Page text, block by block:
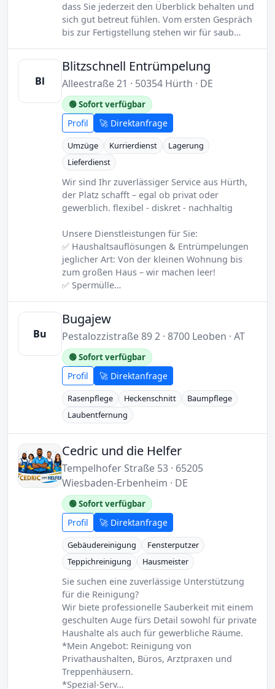
dass Sie jederzeit den Überblick behalten und
sich gut betreut fühlen. Vom ersten Gespräch
bis zur Fertigstellung stehen wir für saub…
Bl
Blitzschnell Entrümpelung
Alleestraße 21 · 50354 Hürth · DE
🟢 Sofort verfügbar
Profil 🚀 Direktanfrage
Umzüge Kurrierdienst
Lagerung
Lieferdienst
Wir sind Ihr zuverlässiger Service aus Hürth,
der Platz schafft – egal ob privat oder
gewerblich. flexibel - diskret - nachhaltig
Unsere Dienstleistungen für Sie:
✅ Haushaltsauflösungen & Entrümpelungen
jeglicher Art: Von der kleinen Wohnung bis
zum großen Haus – wir machen leer!
✅ Spermülle…
Bu
Bugajew
Pestalozzistraße 89 2 · 8700 Leoben · AT
🟢 Sofort verfügbar
Profil 🚀 Direktanfrage
Rasenpflege Heckenschnitt
Baumpflege
Laubentfernung
Cedric und die Helfer
Tempelhofer Straße 53 · 65205
Wiesbaden-Erbenheim · DE
🟢 Sofort verfügbar
Profil 🚀 Direktanfrage
Gebäudereinigung
Fensterputzer
Teppichreinigung
Hausmeister
Sie suchen eine zuverlässige Unterstützung
für die Reinigung?
Wir biete professionelle Sauberkeit mit einem
geschulten Auge fürs Detail sowohl für private
Haushalte als auch für gewerbliche Räume.
*Mein Angebot: Reinigung von
Privathaushalten, Büros, Arztpraxen und
Treppenhäusern.
*Spezial-Serv…